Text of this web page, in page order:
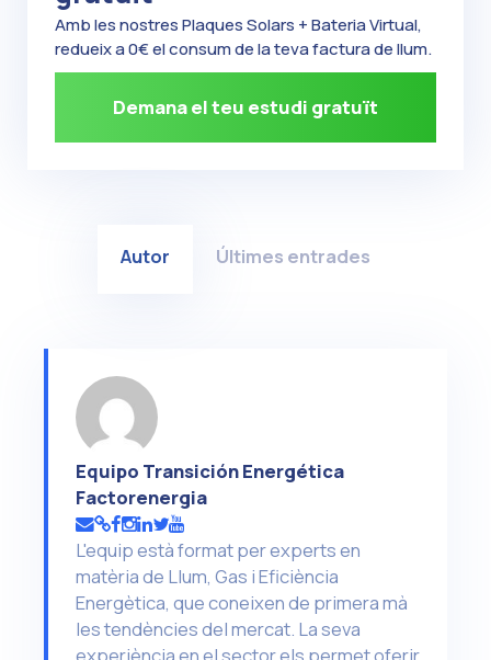
Amb les nostres Plaques Solars + Bateria Virtual,
redueix a 0€ el consum de la teva factura de llum.
Demana el teu estudi gratuït
Autor Últimes entrades
Equipo Transición Energética
Factorenergia
L'equip està format per experts en
matèria de Llum, Gas i Eficiència
Energètica, que coneixen de primera mà
les tendències del mercat. La seva